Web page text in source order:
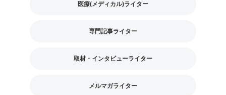
医療(メディカル)ライター
専門記事ライター
取材・インタビューライター
メルマガライター